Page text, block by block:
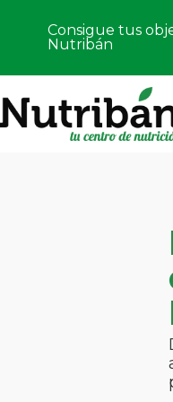
Consigue tus
Nutribán